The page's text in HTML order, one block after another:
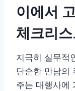
이에서
체크리
지극히 실무적
단순한 만남의
주는 대행사에